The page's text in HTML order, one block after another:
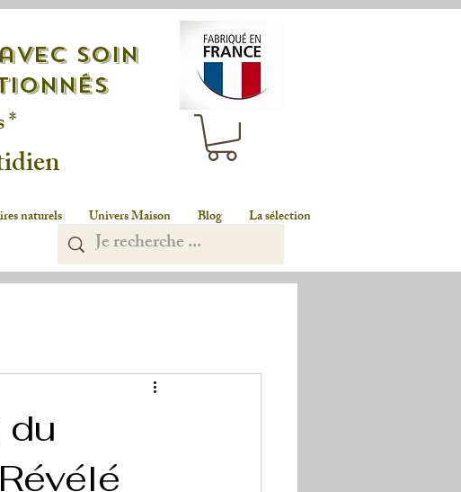
*
soin
naturels Univers Maison Blog La sélection